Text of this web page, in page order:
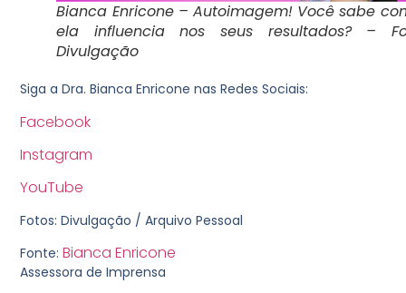
Bianca Enricone – Autoimagem! Você sabe
ela influencia nos seus resultados? –
Divulgação
Siga a Dra. Bianca Enricone nas Redes Sociais:
Facebook
Instagram
YouTube
Fotos: Divulgação / Arquivo Pessoal
Fonte: Bianca Enricone
Assessora de Imprensa